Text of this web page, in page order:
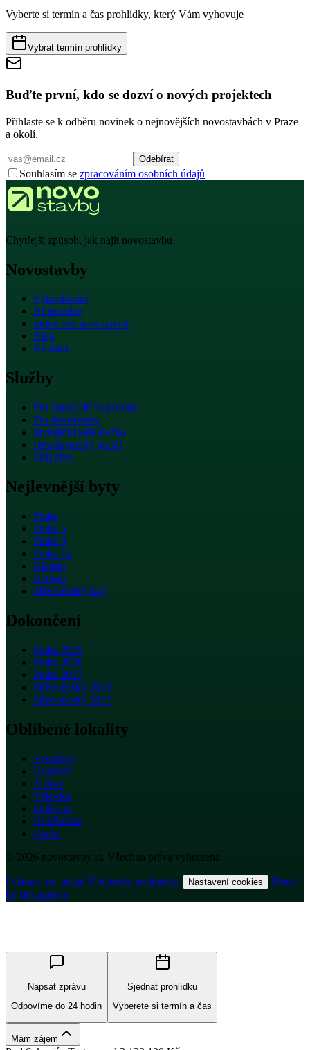
Vyberte si termín a čas prohlídky, který Vám vyhovuje
Vybrat termín prohlídky
Buďte první, kdo se dozví o nových projektech
Přihlaste se k odběru novinek o nejnovějších novostavbách v Praze
a okolí.
Odebírat
Souhlasím se zpracováním osobních údajů
Chytřejší způsob, jak najít novostavbu.
Novostavby
Vyhledávání
AI poradce
Index cen novostaveb
Blog
Kontakt
Služby
Pro kupující0 % provize
Pro developery
Investiční kalkulačka
Developerský portál
Můj účet
Nejlevnější byty
Praha
Praha 5
Praha 9
Praha 10
Kladno
Beroun
Středočeský kraj
Dokončení
Praha 2025
Praha 2026
Praha 2027
Středočeský 2026
Středočeský 2027
Oblíbené lokality
Vysočany
Hostivař
Žižkov
Vršovice
Smíchov
Holešovice
Karlín
© 2026 novostavby.ai. Všechna práva vyhrazena.
Ochrana os. údajů·Obchodní podmínky· Nastavení cookies ·Made
by shh.agency
Napsat zprávu
Odpovíme do 24 hodin
Sjednat prohlídku
Vyberete si termín a čas
Mám zájem